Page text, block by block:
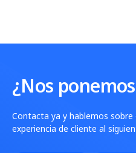
¿Nos
Contacta ya y hablemos
experiencia de cliente al